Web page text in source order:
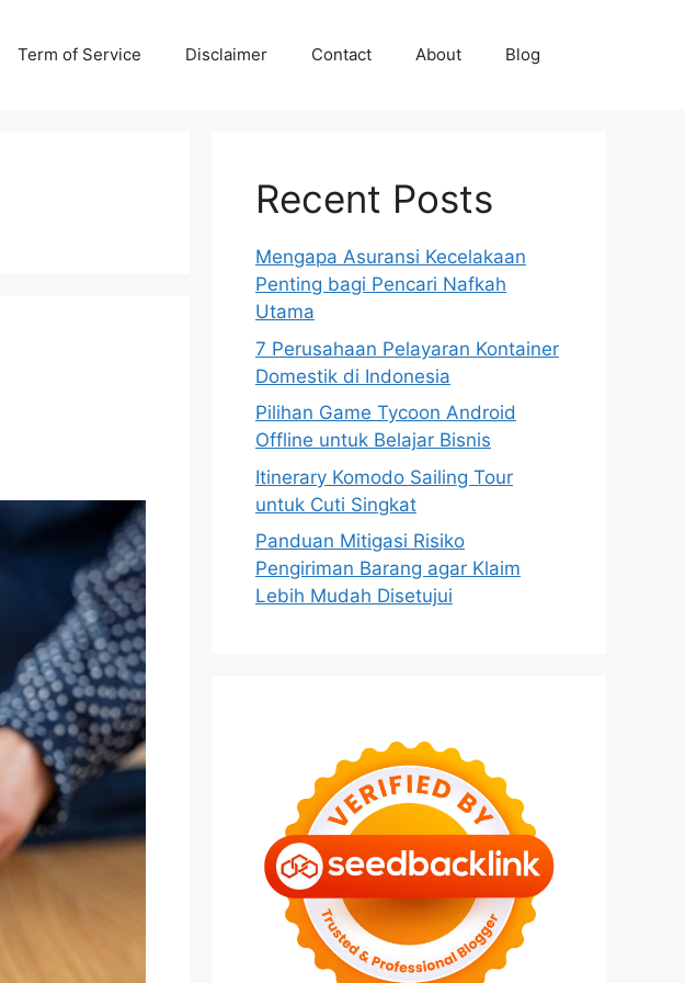
Term of Service Disclaimer Contact About Blog
Recent Posts
Mengapa Asuransi Kecelakaan
Penting bagi Pencari Nafkah
Utama
7 Perusahaan Pelayaran Kontainer
Domestik di Indonesia
Pilihan Game Tycoon Android
Offline untuk Belajar Bisnis
Itinerary Komodo Sailing Tour
untuk Cuti Singkat
Panduan Mitigasi Risiko
Pengiriman Barang agar Klaim
Lebih Mudah Disetujui